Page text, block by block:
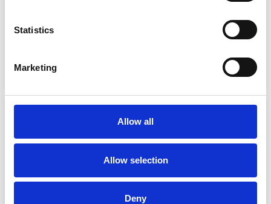
Statistics
Marketing
Allow all
Allow selection
Deny
FALCON TR SHOES – SAPPHI